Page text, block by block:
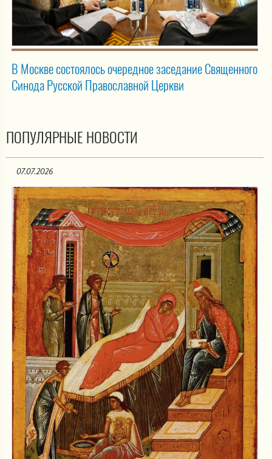
В Москве состоялось очередное заседание Священного
Синода Русской Православной Церкви
ПОПУЛЯРНЫЕ НОВОСТИ
07.07.2026